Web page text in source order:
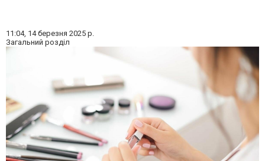
11:04, 14 березня 2025 р.
Загальний розділ